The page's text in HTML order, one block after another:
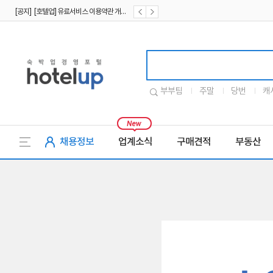
[공지] [호텔업] 유료서비스 이용약관 개정본2 (19.09.02)
부부팀 주말 당번 캐
채용정보 업계소식 구매견적 부동산